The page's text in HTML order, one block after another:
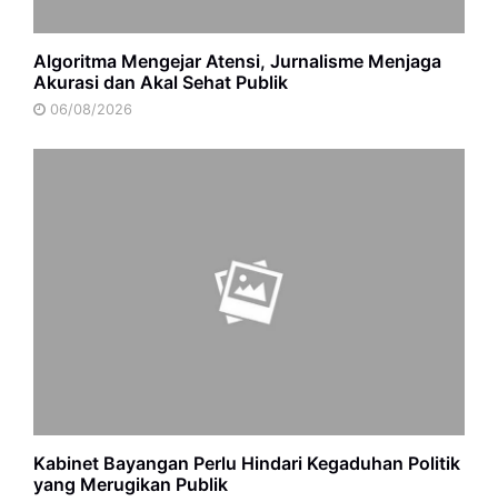
Algoritma Mengejar Atensi, Jurnalisme Menjaga
Akurasi dan Akal Sehat Publik
06/08/2026
Kabinet Bayangan Perlu Hindari Kegaduhan Politik
yang Merugikan Publik